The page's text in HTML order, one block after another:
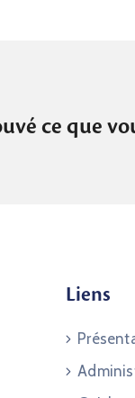
ce que
Liens